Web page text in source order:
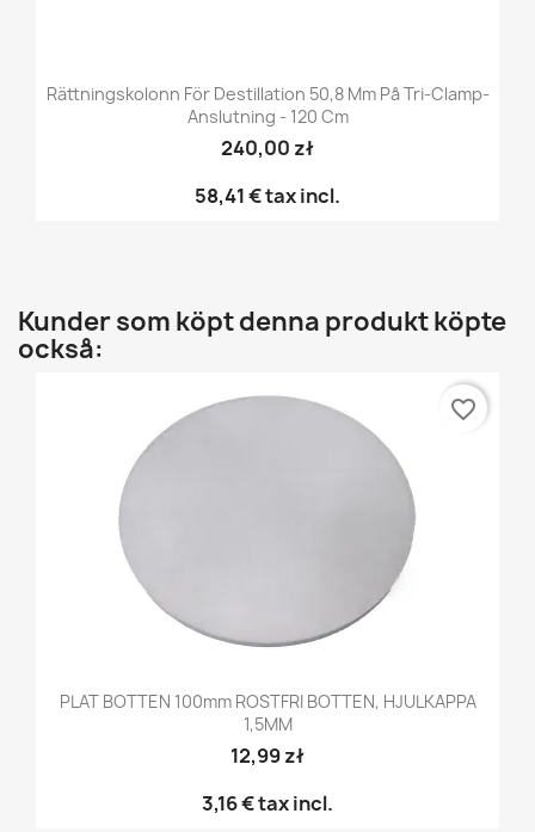
Rättningskolonn För Destillation 50,8 Mm På Tri-Clamp-
Anslutning - 120 Cm
240,00 zł
58,41 €tax incl.
Kunder som köpt denna produkt köpte
också:
PLAT BOTTEN 100mm ROSTFRI BOTTEN, HJULKAPPA
1,5MM
12,99 zł
3,16 €tax incl.
favorite_border